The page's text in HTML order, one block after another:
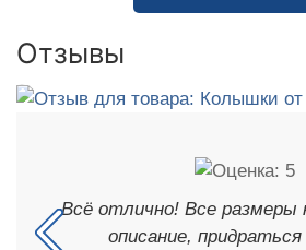
Отзывы
Всё отлично! Все размеры
описание, придраться